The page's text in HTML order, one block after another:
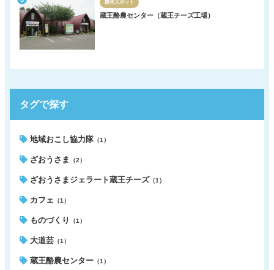
観光スポット
蔵王酪農センター（蔵王チーズ工場）
タグで探す
地域おこし協力隊 （1）
ざおうさま （2）
ざおうさまジェラート蔵王チーズ （1）
カフェ （1）
ものづくり （1）
大道芸 （1）
蔵王酪農センター （1）